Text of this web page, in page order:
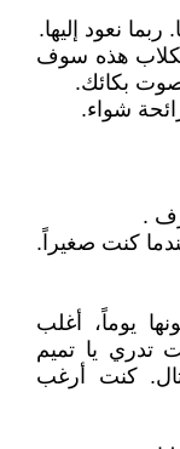
نعود إليها.
هذه سوف
بكائك.
شواء.
.
كنت صغيراً.
يوماً، أغلب
تدري يا تميم
كنت أرغب